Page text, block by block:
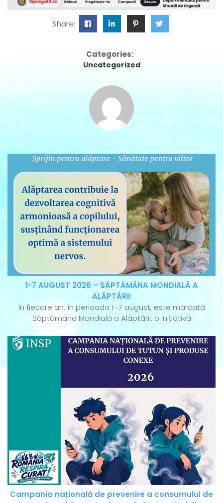
Share:
Categories:
Uncategorized
1-7 AUGUST 2026 – SĂPTĂMÂNA MONDIALĂ A
ALĂPTĂRII
În fiecare an, în perioada 1–7 august, este marcată
Săptămâna Mondială a Alăptării, o inițiativă
Campania națională de prevenire a consumului de